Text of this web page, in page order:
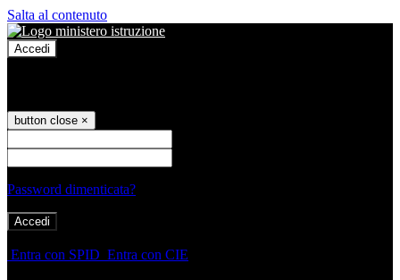
Salta al contenuto
Accedi
button close ×
Password dimenticata?
Entra con SPID Entra con CIE